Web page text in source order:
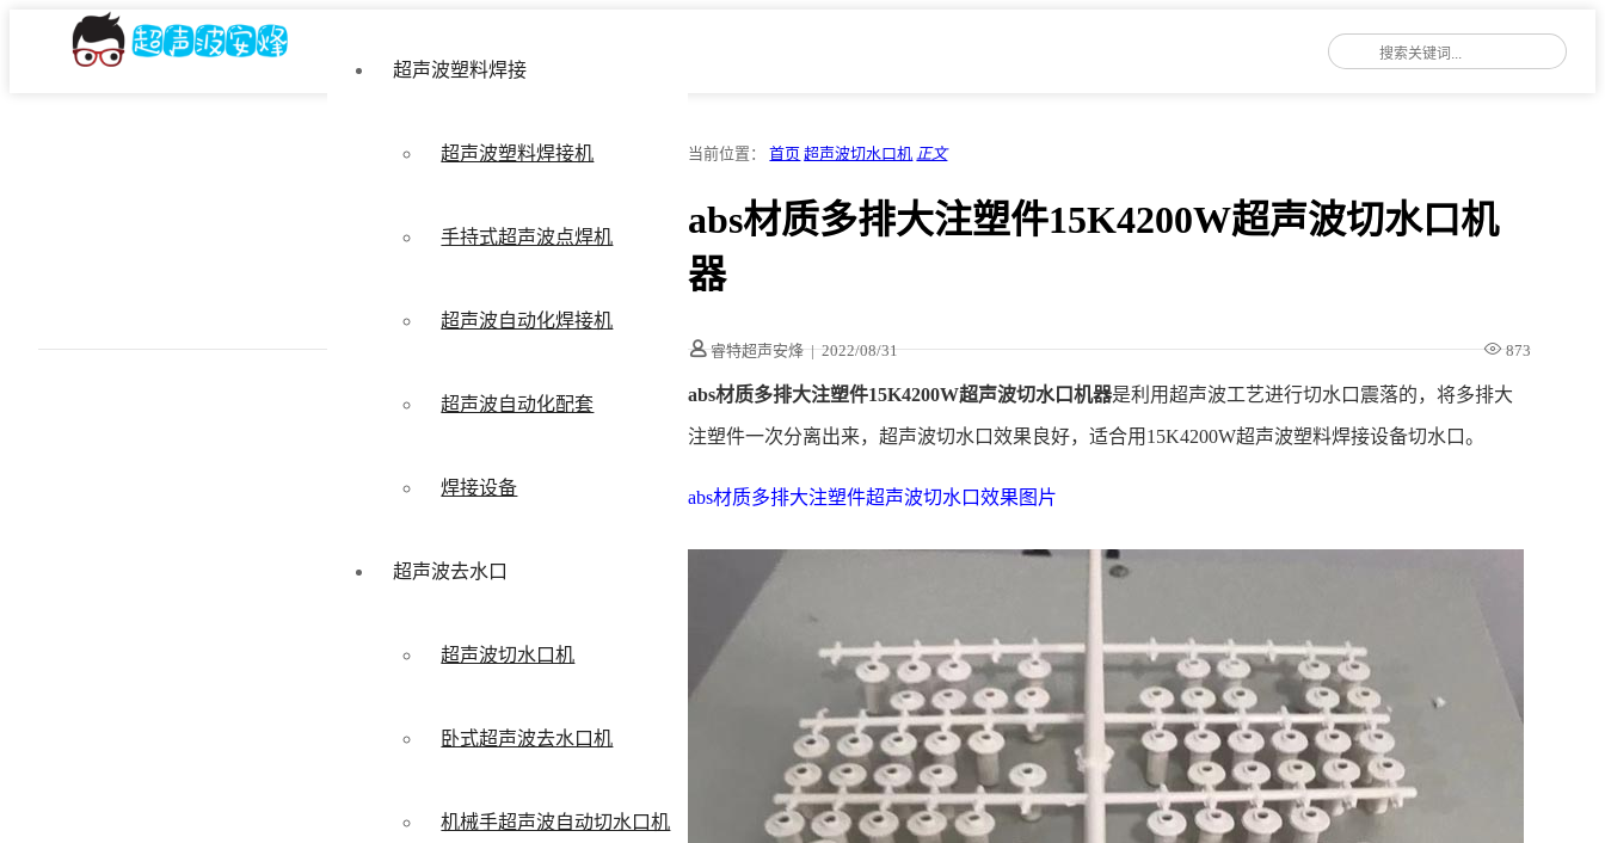
超声波塑料焊接
超声波塑料焊接机
手持式超声波点焊机
超声波自动化焊接机
超声波自动化配套
焊接设备
超声波去水口
超声波切水口机
卧式超声波去水口机
机械手超声波自动切水口机
当前位置：首页 超声波切水口机 正文
abs材质多排大注塑件15K4200W超声波切水口机
器
睿特超声安烽 | 2022/08/31 873
abs材质多排大注塑件15K4200W超声波切水口机器是利用超声波工艺进行切水口震落的，将多排大
注塑件一次分离出来，超声波切水口效果良好，适合用15K4200W超声波塑料焊接设备切水口。
abs材质多排大注塑件超声波切水口效果图片